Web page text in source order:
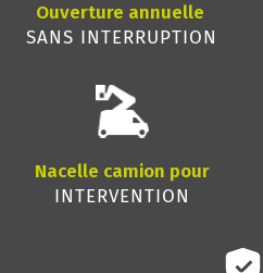
Ouverture annuelle
SANS INTERRUPTION
Nacelle camion pour
INTERVENTION